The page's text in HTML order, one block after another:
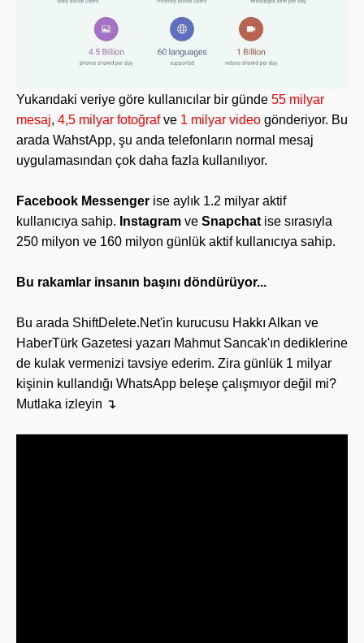
Yukarıdaki veriye göre kullanıcılar bir günde 55 milyar
mesaj, 4,5 milyar fotoğrafve 1 milyar video gönderiyor. Bu
arada WahstApp, şu anda telefonların normal mesaj
uygulamasından çok daha fazla kullanılıyor.
Facebook Messenger ise aylık 1.2 milyar aktif
kullanıcıya sahip. Instagram ve Snapchat ise sırasıyla
250 milyon ve 160 milyon günlük aktif kullanıcıya sahip.
Bu rakamlar insanın başını döndürüyor...
Bu arada ShiftDelete.Net'in kurucusu Hakkı Alkan ve
HaberTürk Gazetesi yazarı Mahmut Sancak'ın dediklerine
de kulak vermenizi tavsiye ederim. Zira günlük 1 milyar
kişinin kullandığı WhatsApp beleşe çalışmıyor değil mi?
Mutlaka izleyin ↴